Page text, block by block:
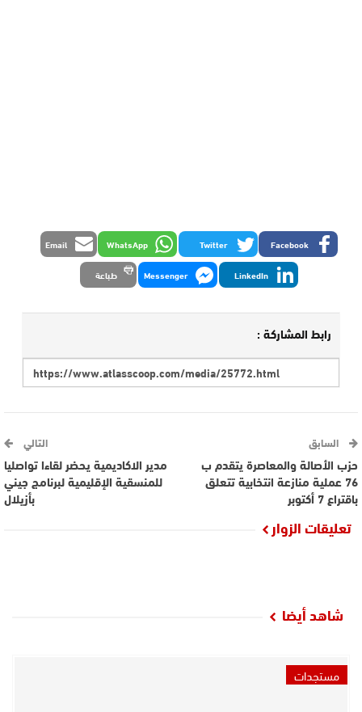
Facebook
Twitter
WhatsApp
Email
LinkedIn
Messenger طباعة
رابط المشاركة :
السابق
حزب الأصالة والمعاصرة يتقدم ب
76 عملية منازعة انتخابية تتعلق
باقتراع 7 أكتوبر
التالي
مدير الاكاديمية يحضر لقاءا تواصليا
للمنسقية الإقليمية لبرنامج جيني
بأزيلال
تعليقات الزوار
شاهد أيضا
مستجدات